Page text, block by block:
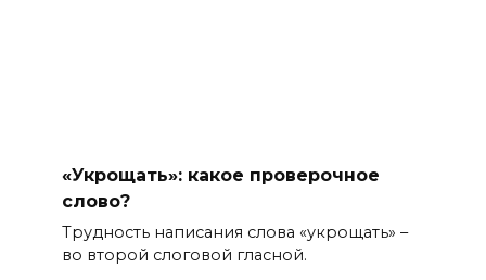
«Укрощать»: какое проверочное
слово?
Трудность написания слова «укрощать» –
во второй слоговой гласной.